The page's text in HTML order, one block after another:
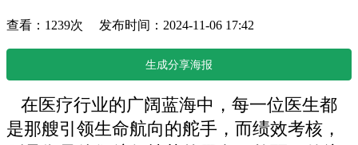
查看：1239次 发布时间：2024-11-06 17:42
生成分享海报
在医疗行业的广阔蓝海中，每一位医生都
是那艘引领生命航向的舵手，而绩效考核，